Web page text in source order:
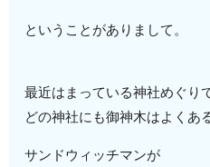
ということがありまして。
最近はまっている神社めぐり
どの神社にも御神木はよくあ
サンドウィッチマンが